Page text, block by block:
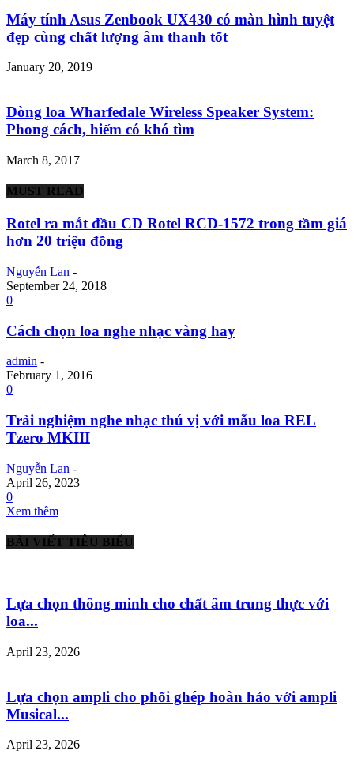
Máy tính Asus Zenbook UX430 có màn hình tuyệt
đẹp cùng chất lượng âm thanh tốt
January 20, 2019
Dòng loa Wharfedale Wireless Speaker System:
Phong cách, hiếm có khó tìm
March 8, 2017
MUST READ
Rotel ra mắt đầu CD Rotel RCD-1572 trong tầm giá
hơn 20 triệu đồng
Nguyễn Lan -
September 24, 2018
0
Cách chọn loa nghe nhạc vàng hay
admin -
February 1, 2016
0
Trải nghiệm nghe nhạc thú vị với mẫu loa REL
Tzero MKIII
Nguyễn Lan -
April 26, 2023
0
Xem thêm
BÀI VIẾT TIÊU BIỂU
Lựa chọn thông minh cho chất âm trung thực với
loa...
April 23, 2026
Lựa chọn ampli cho phối ghép hoàn hảo với ampli
Musical...
April 23, 2026